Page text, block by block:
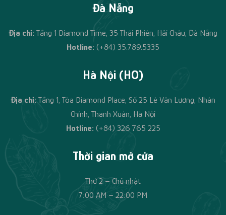
Đà Nẵng
Địa chỉ: Tầng 1 Diamond Time, 35 Thái Phiên, Hải Châu, Đà Nẵng
Hotline: (+84) 35.789.5335
Hà Nội (HO)
Địa chỉ:Tầng 1, Tòa Diamond Place, Số 25 Lê Văn Lương, Nhân
Chính, Thanh Xuân, Hà Nội
Hotline: (+84) 326 765 225
Thời gian mở cửa
Thứ 2 – Chủ nhật
7:00 AM – 22:00 PM